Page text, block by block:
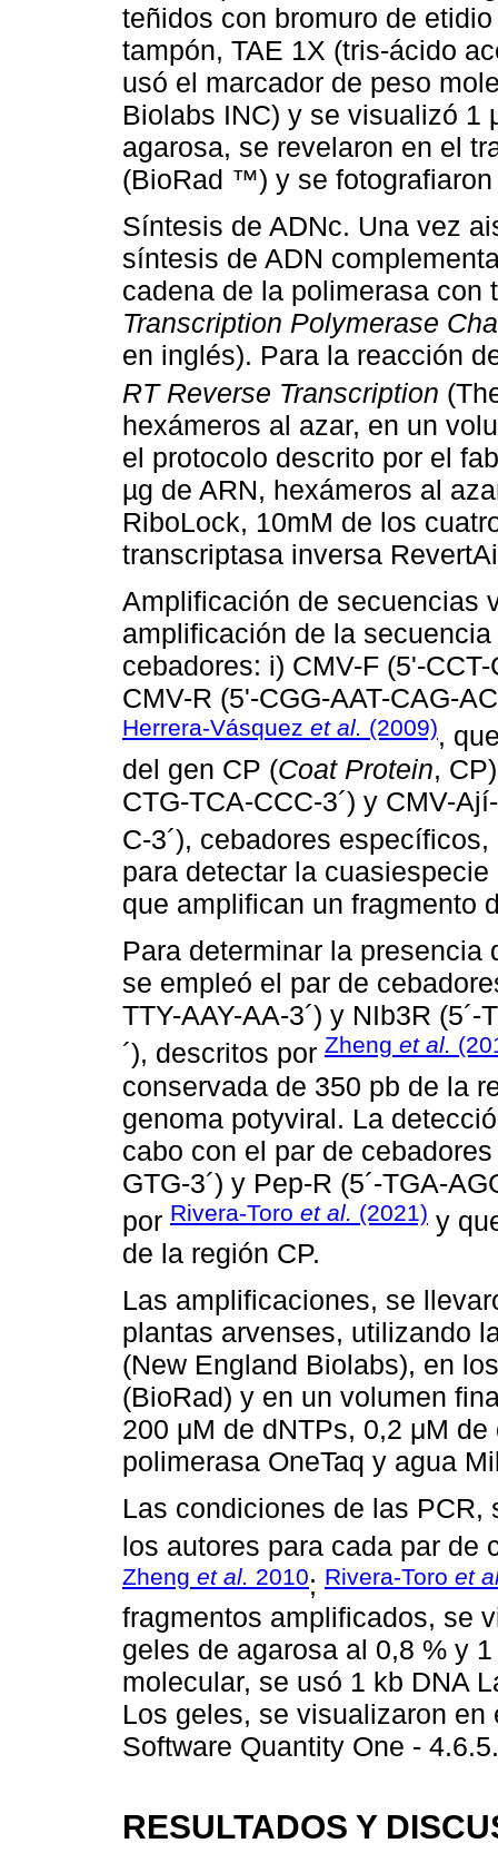
teñidos con bromuro de
tampón, TAE 1X (tris-ácido
usó el marcador de peso
Biolabs INC) y se visualizó 1
agarosa, se revelaron en el
(BioRad ™) y se
Síntesis de ADNc. Una vez
síntesis de ADN
cadena de la polimerasa con
Transcription Polymerase
en inglés). Para la reacción
RT Reverse Transcription
hexámeros al azar, en un
el protocolo descrito por el
µg de ARN, hexámeros al
RiboLock, 10mM de los
transcriptasa inversa
Amplificación de secuencias
amplificación de la
cebadores: i) CMV-F (5'-
CMV-R (5'-CGG-AAT-CAG-
Herrera-Vásquez et al. (2009),
del gen CP (Coat Protein,
CTG-TCA-CCC-3´) y CMV-
C-3´), cebadores
para detectar la
que amplifican un fragmento
Para determinar la
se empleó el par de
TTY-AAY-AA-3´) y NIb3R
´), descritos por Zheng et al.
conservada de 350 pb de la
genoma potyviral. La
cabo con el par de
GTG-3´) y Pep-R (5´-TGA-
por Rivera-Toro et al. (2021) y
de la región CP.
Las amplificaciones, se
plantas arvenses, utilizando
(New England Biolabs), en
(BioRad) y en un volumen
200 μM de dNTPs, 0,2 μM
polimerasa OneTaq y agua
Las condiciones de las
los autores para cada par de
Zheng et al. 2010; Rivera-Toro et
fragmentos amplificados, se
geles de agarosa al 0,8 % y
molecular, se usó 1 kb DNA
Los geles, se visualizaron
Software Quantity One - 4.6.5.
RESULTADOS Y